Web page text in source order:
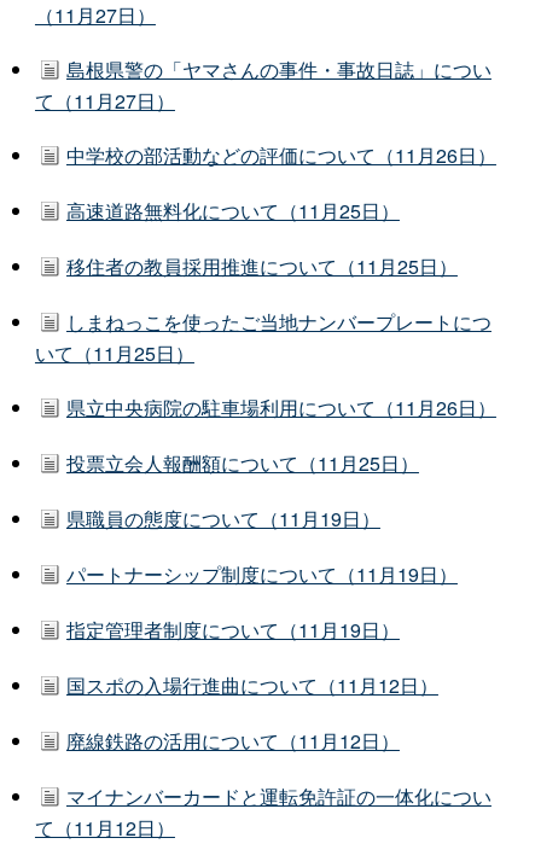
（11月27日）
島根県警の「ヤマさんの事件・事故日誌」につい
て（11月27日）
中学校の部活動などの評価について（11月26日）
高速道路無料化について（11月25日）
移住者の教員採用推進について（11月25日）
しまねっこを使ったご当地ナンバープレートにつ
いて（11月25日）
県立中央病院の駐車場利用について（11月26日）
投票立会人報酬額について（11月25日）
県職員の態度について（11月19日）
パートナーシップ制度について（11月19日）
指定管理者制度について（11月19日）
国スポの入場行進曲について（11月12日）
廃線鉄路の活用について（11月12日）
マイナンバーカードと運転免許証の一体化につい
て（11月12日）